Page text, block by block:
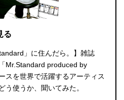
る
」に住んだら。】雑誌
Mr.Standard produced by
スを世界で活躍するアーティス
う使うか、聞いてみた。